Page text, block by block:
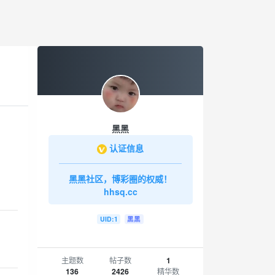
黑黑
认证信息
黑黑社区，博彩圈的权威！
hhsq.cc
UID:1 黑黑
主题数
136
帖子数
2426
1
精华数